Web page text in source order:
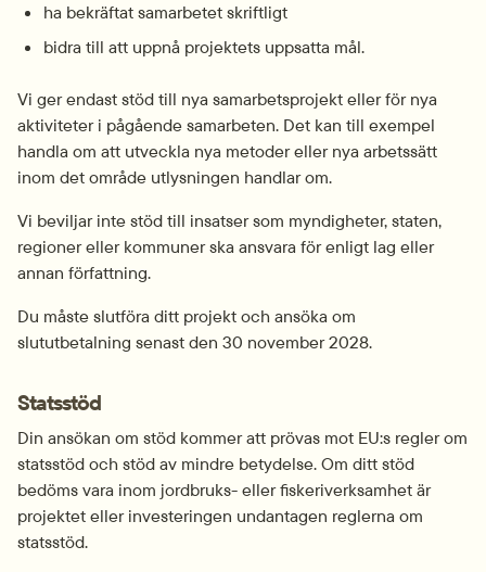
ha bekräftat samarbetet skriftligt
bidra till att uppnå projektets uppsatta mål.
Vi ger endast stöd till nya samarbetsprojekt eller för nya
aktiviteter i pågående samarbeten. Det kan till exempel
handla om att utveckla nya metoder eller nya arbetssätt
inom det område utlysningen handlar om.
Vi beviljar inte stöd till insatser som myndigheter, staten,
regioner eller kommuner ska ansvara för enligt lag eller
annan författning.
Du måste slutföra ditt projekt och ansöka om
slututbetalning senast den 30 november 2028.
Statsstöd
Din ansökan om stöd kommer att prövas mot EU:s regler om
statsstöd och stöd av mindre betydelse. Om ditt stöd
bedöms vara inom jordbruks- eller fiskeriverksamhet är
projektet eller investeringen undantagen reglerna om
statsstöd.